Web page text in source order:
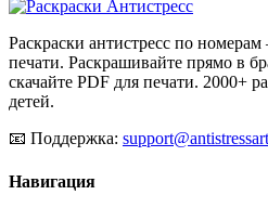
Раскраски антистресс по
печати. Раскрашивайте прямо в
скачайте PDF для печати. 2000+
детей.
📧 Поддержка:
Навигация